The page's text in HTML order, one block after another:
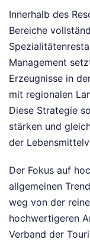
Innerhalb des
Bereiche
Management
Erzeugnisse in
mit regionalen
Diese Strategie
stärken und
der
Der Fokus auf
allgemeinen
weg von der
hochwertigeren
Verband der